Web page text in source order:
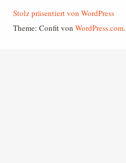
Stolz präsentiert von WordPress
Theme: Confit von WordPress.com.